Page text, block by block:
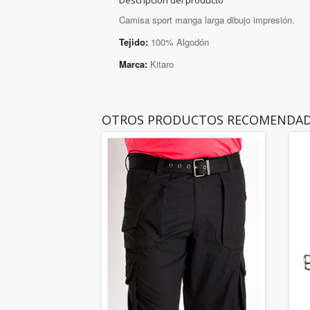
Camisa sport manga larga dibujo impresión.
Tejido: 100% Algodón
Marca: Kitaro
OTROS PRODUCTOS